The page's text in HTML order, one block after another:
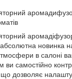
новинка
в салоні
самостійно
що дозволяє